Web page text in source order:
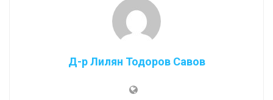
Д-р Лилян Тодоров Савов